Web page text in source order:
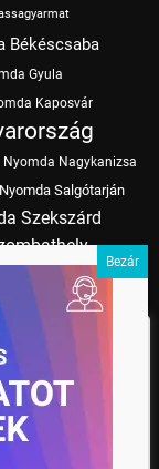
gombra
Békéscsaba
Gyula
Kaposvár
Nyomda Nagykanizsa
Nyomda Salgótarján
Szekszárd
Nyomda Vác